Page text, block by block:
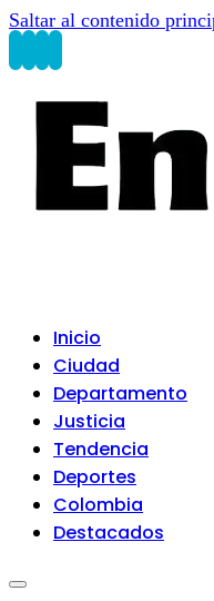
Saltar al contenido
Inicio
Ciudad
Departamento
Justicia
Tendencia
Deportes
Colombia
Destacados